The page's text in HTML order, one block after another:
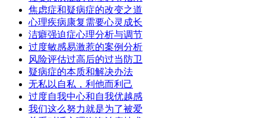
焦虑症和疑病症的改变之道
心理疾病康复需要心灵成长
洁癖强迫症心理分析与调节
过度敏感易激惹的案例分析
风险评估过高后的过当防卫
疑病症的本质和解决办法
无私以自私，利他而利己
过度自我中心和自我优越感
我们这么努力就是为了被爱